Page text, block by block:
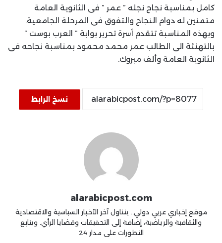
كامل بمناسبة نجاح نجله ” عمر ” فى الثانوية العامة
متمنين له دوام النجاح والتفوق فى المرحلة الجامعية.
وبهذه المناسبة تتقدم أسرة تحرير بوابة ” العرب بوست ”
بالتهنئة الى الطالب عمر محمد محمود بمناسبة نجاحه فى
الثانوية العامة وألف مبروك.
نسخ الرابط
alarabicpost.com
موقع إخباري عربي دولي.. يتناول آخر الأخبار السياسية والاقتصادية
والثقافية والرياضية، إضافة إلى التحقيقات وقضايا الرأي. ويتابع
التطورات على مدار 24